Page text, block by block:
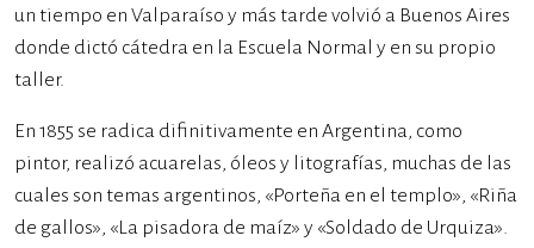
un tiempo en Valparaíso y más tarde volvió a Buenos Aires
donde dictó cátedra en la Escuela Normal y en su propio
taller.
En 1855 se radica difinitivamente en Argentina, como
pintor, realizó acuarelas, óleos y litografías, muchas de las
cuales son temas argentinos, «Porteña en el templo», «Riña
de gallos», «La pisadora de maíz» y «Soldado de Urquiza».